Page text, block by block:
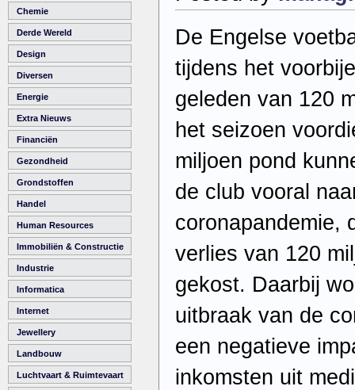
Chemie
Derde Wereld
Design
Diversen
Energie
Extra Nieuws
Financiën
Gezondheid
Grondstoffen
Handel
Human Resources
Immobiliën & Constructie
Industrie
Informatica
Internet
Jewellery
Landbouw
Luchtvaart & Ruimtevaart
De Engelse
tijdens het
geleden van 120
het seizoen
miljoen pond
de club vooral
coronapandemie,
verlies van 120
gekost. Daarbij
uitbraak van de
een negatieve
inkomsten uit